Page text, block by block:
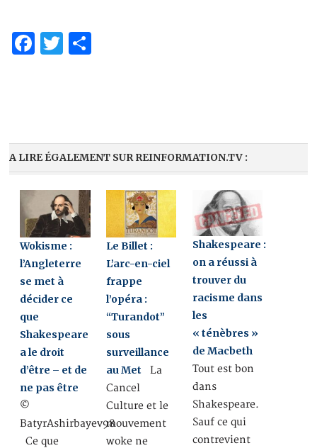
Facebook
Twitter
A LIRE ÉGALEMENT SUR REINFORMATION.TV :
Wokisme :
l’Angleterre
se met à
décider ce
que
Shakespeare
a le droit
d’être – et de
ne pas être
©
BatyrAshirbayev98
Ce que
Le Billet :
L’arc-en-ciel
frappe
l’opéra :
“Turandot”
sous
surveillance
au Met La
Cancel
Culture et le
mouvement
woke ne
Shakespeare :
on a réussi à
trouver du
racisme dans
les
« ténèbres »
de Macbeth
Tout est bon
dans
Shakespeare.
Sauf ce qui
contrevient